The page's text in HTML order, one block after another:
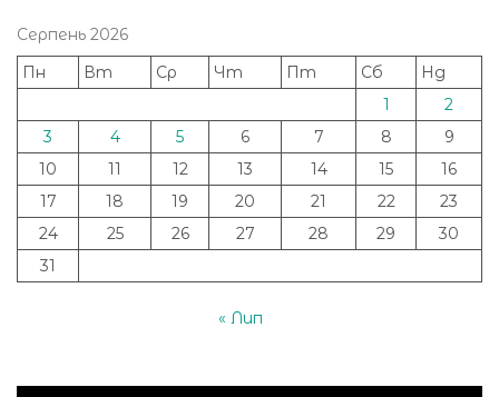
Серпень 2026
Пн
Вт Ср Чт Пт Сб
Нд
1
2
3
4 5 6 7 8
9
10
11 12 13 14 15
16
17
18 19 20 21 22
23
24
25 26 27 28 29
30
31
« Лип